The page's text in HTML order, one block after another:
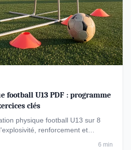
football U13 PDF : programme
clés
physique football U13 sur 8
renforcement et
6 min